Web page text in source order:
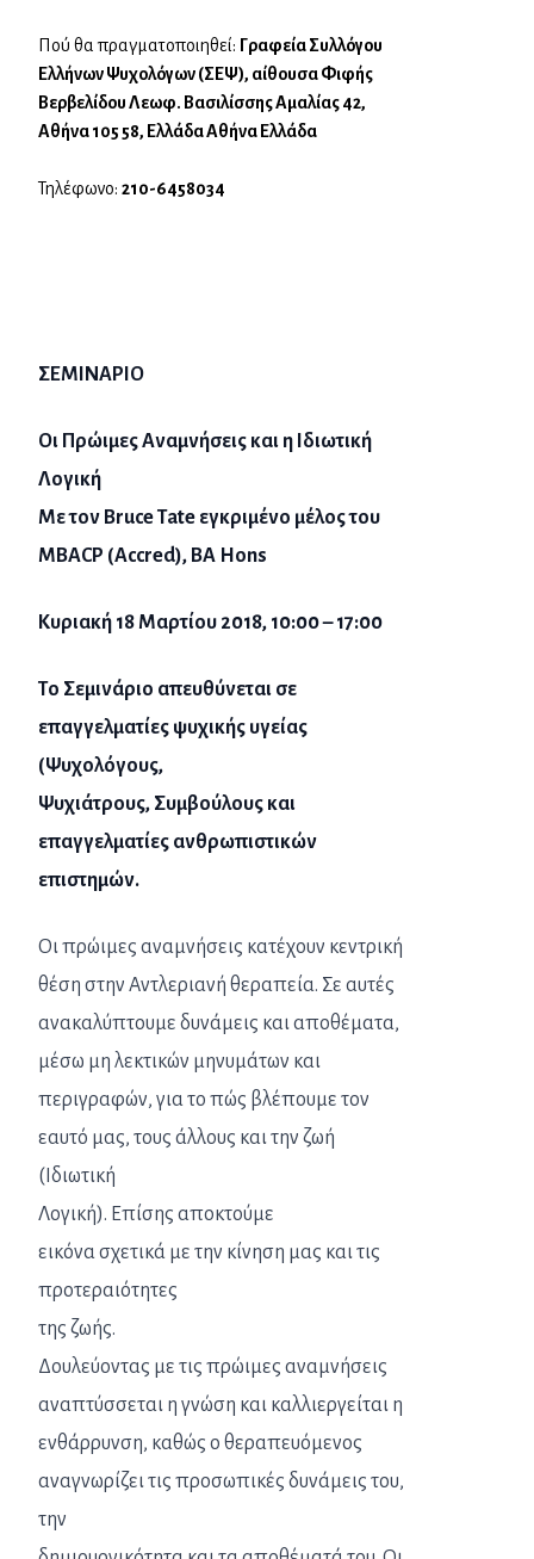
ΣΕΜΙΝΑΡΙΟ
Οι Πρώιμες Αναμνήσεις και η Ιδιωτική
Λογική
Με τον Bruce Tate εγκριμένο μέλος του
MBACP (Accred), BA Hons
Κυριακή 18 Μαρτίου 2018, 10:00 – 17:00
Το Σεμινάριο απευθύνεται σε
επαγγελματίες ψυχικής υγείας
(Ψυχολόγους,
Ψυχιάτρους, Συμβούλους και
επαγγελματίες ανθρωπιστικών
επιστημών.
Οι πρώιμες αναμνήσεις κατέχουν κεντρική
θέση στην Αντλεριανή θεραπεία. Σε αυτές
ανακαλύπτουμε δυνάμεις και αποθέματα,
μέσω μη λεκτικών μηνυμάτων και
περιγραφών, για το πώς βλέπουμε τον
εαυτό μας, τους άλλους και την ζωή
(Ιδιωτική
Λογική). Επίσης αποκτούμε
εικόνα σχετικά με την κίνηση μας και τις
προτεραιότητες
της ζωής.
Δουλεύοντας με τις πρώιμες αναμνήσεις
αναπτύσσεται η γνώση και καλλιεργείται η
ενθάρρυνση, καθώς ο θεραπευόμενος
αναγνωρίζει τις προσωπικές δυνάμεις του,
την
Πού θα πραγματοποιηθεί: Γραφεία Συλλόγου
Ελλήνων Ψυχολόγων (ΣΕΨ), αίθουσα Φιφής
Βερβελίδου Λεωφ. Βασιλίσσης Αμαλίας 42,
Αθήνα 105 58, Ελλάδα Αθήνα Ελλάδα
Τηλέφωνο: 210-6458034